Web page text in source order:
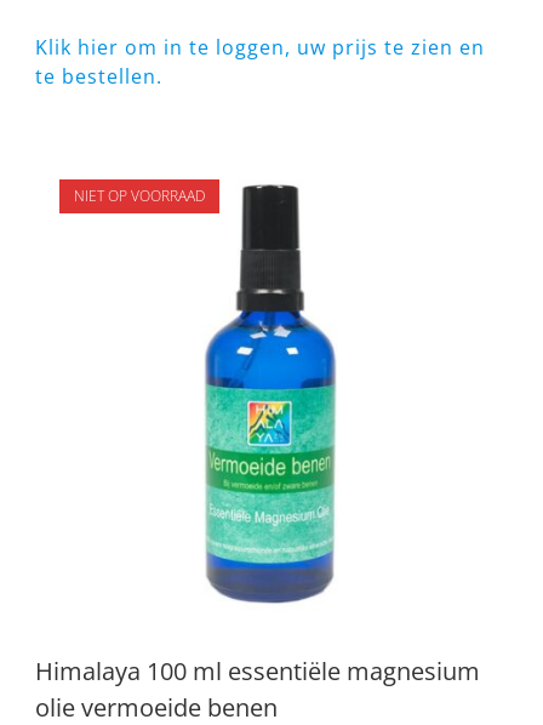
Klik hier om in te loggen, uw prijs te zien en
te bestellen.
NIET OP VOORRAAD
Himalaya 100 ml essentiële magnesium
olie vermoeide benen